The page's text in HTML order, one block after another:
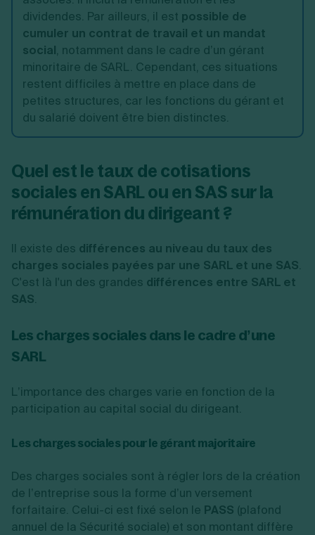
dividendes. Par ailleurs, il est possible de
cumuler un contrat de travail et un mandat
social, notamment dans le cadre d’un gérant
minoritaire de SARL. Cependant, ces situations
restent difficiles à mettre en place dans de
petites structures, car les fonctions du gérant et
du salarié doivent être bien distinctes.
Quel est le taux de cotisations
sociales en SARL ou en SAS sur la
rémunération du dirigeant ?
Il existe des différences au niveau du taux des
charges sociales payées par une SARL et une SAS.
C'est là l'un des grandes différences entre SARL et
SAS.
Les charges sociales dans le cadre d’une
SARL
L’importance des charges varie en fonction de la
participation au capital social du dirigeant.
Les charges sociales pour le gérant majoritaire
Des charges sociales sont à régler lors de la création
de l’entreprise sous la forme d’un versement
forfaitaire. Celui-ci est fixé selon le PASS (plafond
annuel de la Sécurité sociale) et son montant diffère